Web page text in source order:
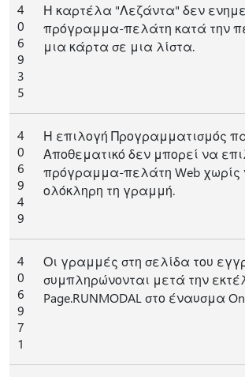
4
0
6
9
3
5
Η καρτέλα "Λεζάντα" δεν
πρόγραμμα-πελάτη κατά την
μια κάρτα σε μια λίστα.
4
0
6
9
4
9
Η επιλογή Προγραμματισμός
Αποθεματικό δεν μπορεί να
πρόγραμμα-πελάτη Web χωρίς
ολόκληρη τη γραμμή.
4
0
6
9
7
1
Οι γραμμές στη σελίδα του
συμπληρώνονται μετά την
Page.RUNMODAL στο έναυσμα